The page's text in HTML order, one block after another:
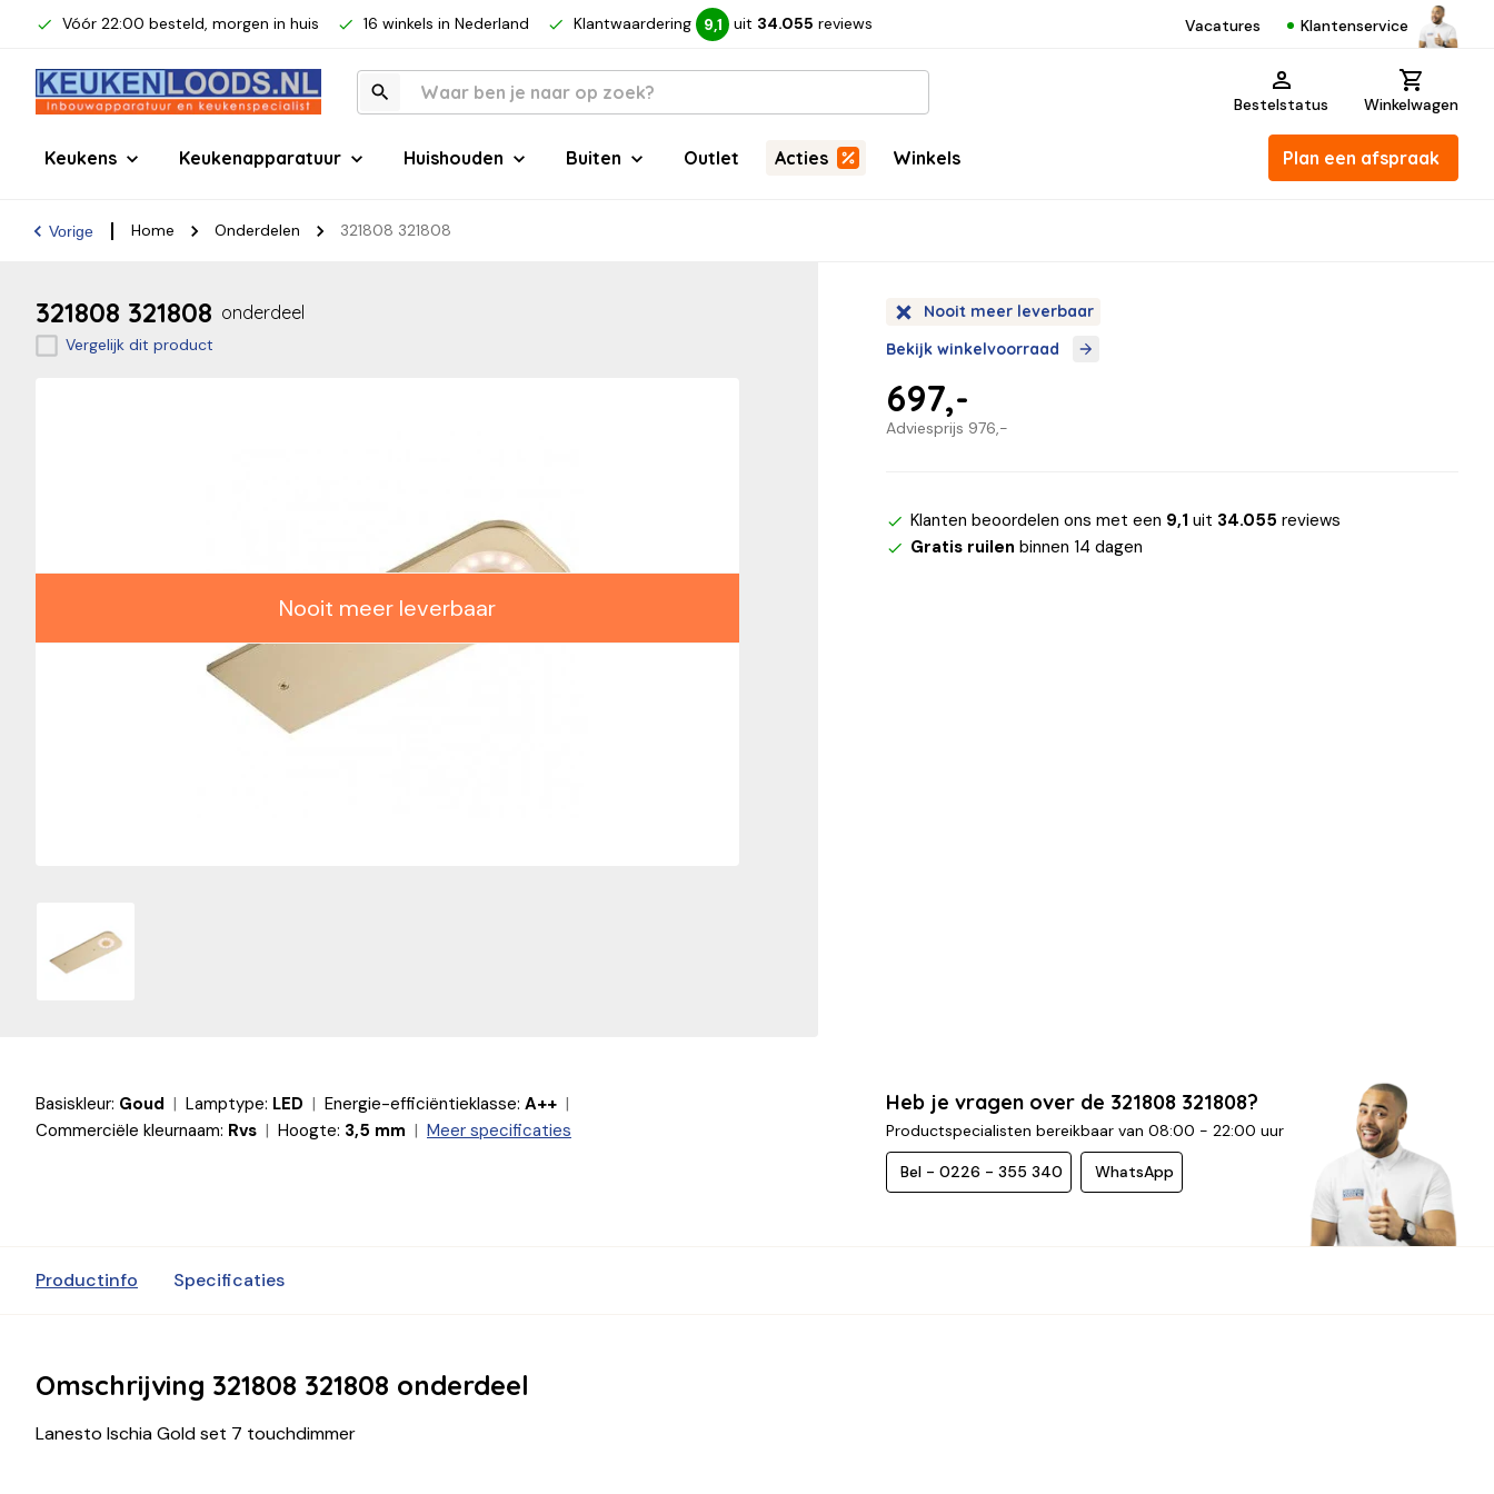
Vóór 22:00 besteld, morgen in huis 16 winkels in Nederland Klantwaardering 9,1 uit 34.055 reviews Vacatures Klantenservice
Bestelstatus Winkelwagen
Keukens Keukenapparatuur Huishouden Buiten Outlet Acties Winkels Plan een afspraak
Vorige Home Onderdelen 321808 321808
321808 321808 onderdeel
Vergelijk dit product
Nooit meer leverbaar
Nooit meer leverbaar
Bekijk winkelvoorraad
Adviesprijs 976,-
697,-
Klanten beoordelen ons met een 9,1 uit 34.055 reviews
Gratis ruilen binnen 14 dagen
Basiskleur: Goud Lamptype: LED Energie-efficiëntieklasse: A++
Commerciële kleurnaam: Rvs Hoogte: 3,5 mm Meer specificaties
Heb je vragen over de 321808 321808?
Productspecialisten bereikbaar van 08:00 - 22:00 uur
Bel - 0226 - 355 340 WhatsApp
Productinfo Specificaties
Omschrijving 321808 321808 onderdeel
Lanesto Ischia Gold set 7 touchdimmer